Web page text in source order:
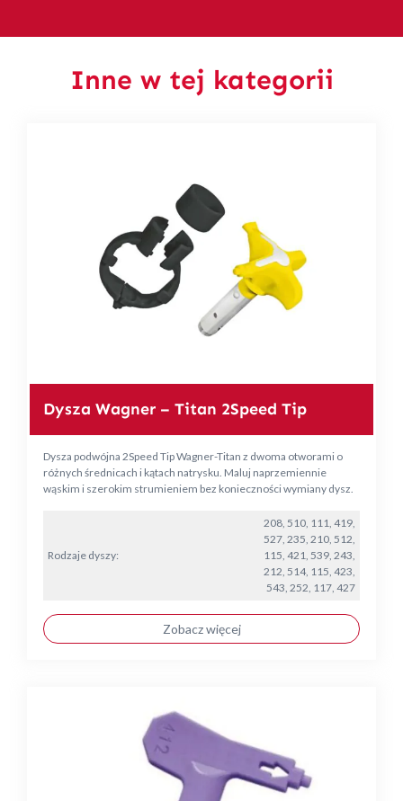
Inne w tej kategorii
Dysza Wagner – Titan 2Speed Tip
Dysza podwójna 2Speed Tip Wagner-Titan z dwoma otworami o
różnych średnicach i kątach natrysku. Maluj naprzemiennie
wąskim i szerokim strumieniem bez konieczności wymiany dysz.
Rodzaje dyszy:
208, 510, 111, 419,
527, 235, 210, 512,
115, 421, 539, 243,
212, 514, 115, 423,
543, 252, 117, 427
Zobacz więcej